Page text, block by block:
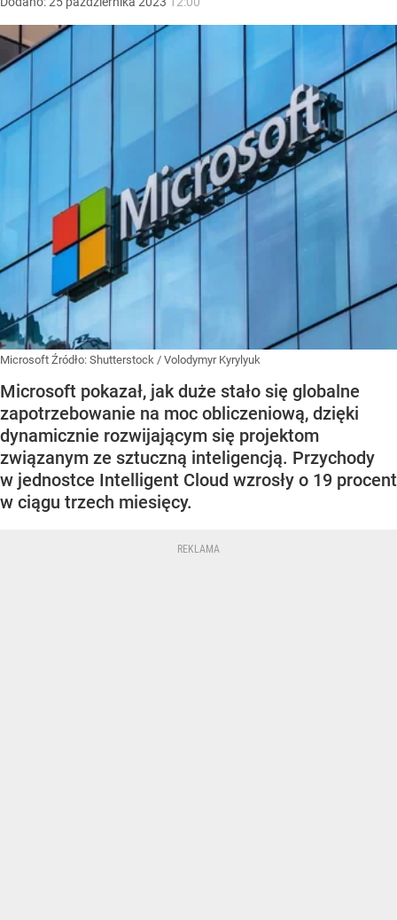
Microsoft Źródło: Shutterstock / Volodymyr Kyrylyuk
Microsoft pokazał, jak duże stało się globalne
zapotrzebowanie na moc obliczeniową, dzięki
dynamicznie rozwijającym się projektom
związanym ze sztuczną inteligencją. Przychody
w jednostce Intelligent Cloud wzrosły o 19 procent
w ciągu trzech miesięcy.